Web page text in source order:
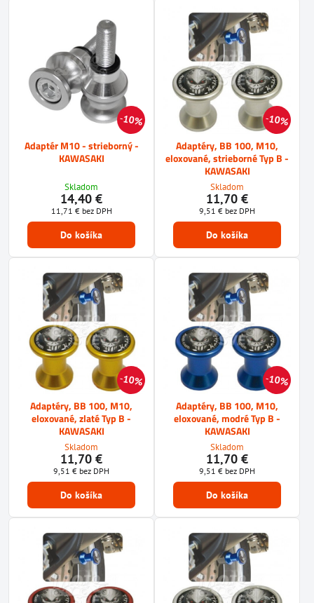
10%
Adaptér M10 - strieborný -
KAWASAKI
Skladom
14,40 €
11,71 € bez DPH
Do košíka
10%
Adaptéry, BB 100, M10,
eloxované, strieborné Typ B -
KAWASAKI
Skladom
11,70 €
9,51 € bez DPH
Do košíka
10%
Adaptéry, BB 100, M10,
eloxované, zlaté Typ B -
KAWASAKI
Skladom
11,70 €
9,51 € bez DPH
Do košíka
10%
Adaptéry, BB 100, M10,
eloxované, modré Typ B -
KAWASAKI
Skladom
11,70 €
9,51 € bez DPH
Do košíka